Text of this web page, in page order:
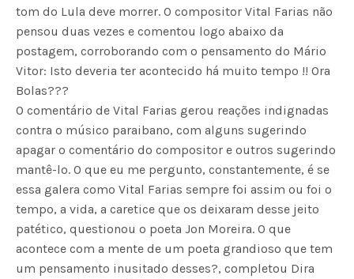
tom do Lula deve morrer. O compositor Vital Farias não
pensou duas vezes e comentou logo abaixo da
postagem, corroborando com o pensamento do Mário
Vitor: Isto deveria ter acontecido há muito tempo !! Ora
Bolas???
O comentário de Vital Farias gerou reações indignadas
contra o músico paraibano, com alguns sugerindo
apagar o comentário do compositor e outros sugerindo
mantê-lo. O que eu me pergunto, constantemente, é se
essa galera como Vital Farias sempre foi assim ou foi o
tempo, a vida, a caretice que os deixaram desse jeito
patético, questionou o poeta Jon Moreira. O que
acontece com a mente de um poeta grandioso que tem
um pensamento inusitado desses?, completou Dira